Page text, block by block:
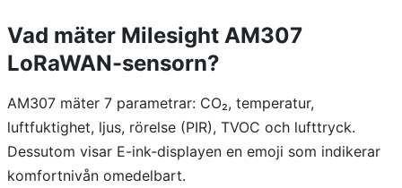
Vad mäter Milesight AM307
LoRaWAN-sensorn?
AM307 mäter 7 parametrar: CO₂, temperatur,
luftfuktighet, ljus, rörelse (PIR), TVOC och lufttryck.
Dessutom visar E-ink-displayen en emoji som indikerar
komfortnivån omedelbart.